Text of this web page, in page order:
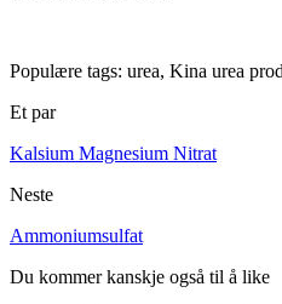
Populære tags: urea, Kina urea
Et par
Kalsium Magnesium Nitrat
Neste
Ammoniumsulfat
Du kommer kanskje også til å like